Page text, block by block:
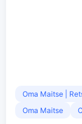
Oma Maitse |
Oma Maitse